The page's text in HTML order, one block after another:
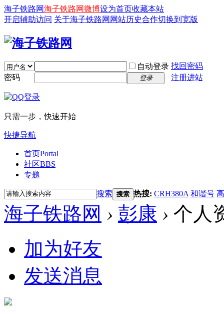
海子铁路网海子铁路网微博设为首页收藏本站
开启辅助访问 关于海子铁路网 网站历史合作切换到宽版
自动登录 找回密码
密码
登录 注册进站
只需一步，快速开始
快捷导航
首页Portal
社区BBS
专题
搜索 搜索 热搜: CRH380A 和谐号
海子铁路网 › 彭康 › 个人
加为好友
发送消息